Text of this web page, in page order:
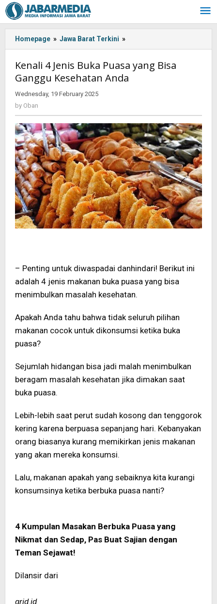
Skip
to
content
Homepage » Jawa Barat Terkini »
4
Buka
Puasa
Anda
Kenali 4 Jenis Buka Puasa yang Bisa
Ganggu Kesehatan Anda
Wednesday, 19 February 2025
by Oban
– Penting untuk diwaspadai danhindari! Berikut ini
adalah 4 jenis makanan buka puasa yang bisa
menimbulkan masalah kesehatan.
Apakah Anda tahu bahwa tidak seluruh pilihan
makanan cocok untuk dikonsumsi ketika buka
puasa?
Sejumlah hidangan bisa jadi malah menimbulkan
beragam masalah kesehatan jika dimakan saat
buka puasa.
Lebih-lebih saat perut sudah kosong dan tenggorok
kering karena berpuasa sepanjang hari. Kebanyakan
orang biasanya kurang memikirkan jenis makanan
yang akan mereka konsumsi.
Lalu, makanan apakah yang sebaiknya kita kurangi
konsumsinya ketika berbuka puasa nanti?
4 Kumpulan Masakan Berbuka Puasa yang
Nikmat dan Sedap, Pas Buat Sajian dengan
Teman Sejawat!
Dilansir dari
grid.id